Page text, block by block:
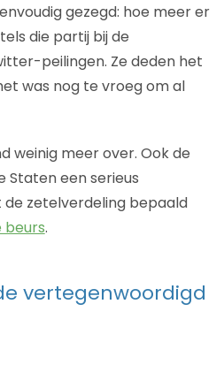
gezegd: hoe meer er
die partij bij de
peilingen. Ze deden het
was nog te vroeg om al
weinig meer over. Ook de
Staten een serieus
de zetelverdeling bepaald
beurs.
vertegenwoordigd